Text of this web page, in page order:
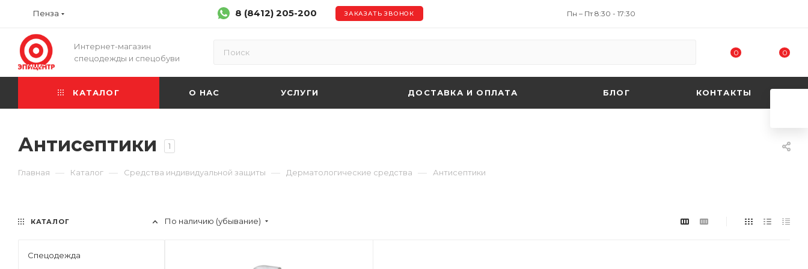
Пенза 8 (8412) 205-200 ЗАКАЗАТЬ ЗВОНОК Пн – Пт 8:30 - 17:30
Интернет-магазин
спецодежды и спецобуви
0 0
КАТАЛОГ О НАС УСЛУГИ ДОСТАВКА И ОПЛАТА БЛОГ КОНТАКТЫ
Антисептики 1
Главная — Каталог — Средства индивидуальной защиты — Дерматологические средства — Антисептики
По наличию (убывание)
КАТАЛОГ
Спецодежда